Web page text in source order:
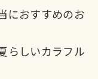
におすすめのお
らしいカラフル